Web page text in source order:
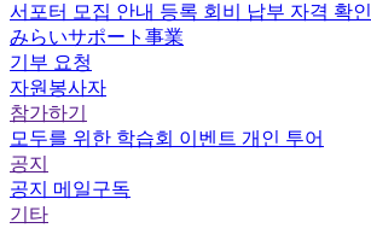
서포터 모집 안내 등록 회비 납부 자격 확인
みらいサポート事業
기부 요청
자원봉사자
참가하기
모두를 위한 학습회 이벤트 개인 투어
공지
공지 메일구독
기타